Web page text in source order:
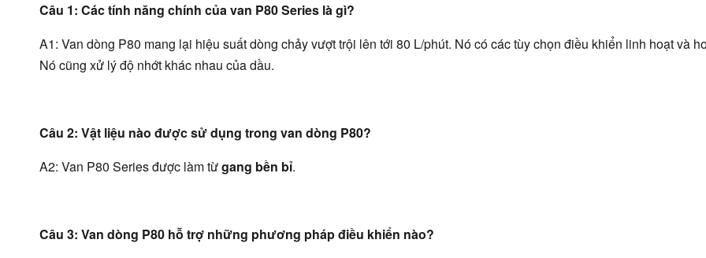
Câu 1: Các tính năng chính của van P80 Series là gì?
A1: Van dòng P80 mang lại hiệu suất dòng chảy vượt trội lên tới 80 L/phút. Nó có các tùy chọn điều khiển linh hoạt và
Nó cũng xử lý độ nhớt khác nhau của dầu.
Câu 2: Vật liệu nào được sử dụng trong van dòng P80?
A2: Van P80 Series được làm từ gang bền bỉ.
Câu 3: Van dòng P80 hỗ trợ những phương pháp điều khiển nào?